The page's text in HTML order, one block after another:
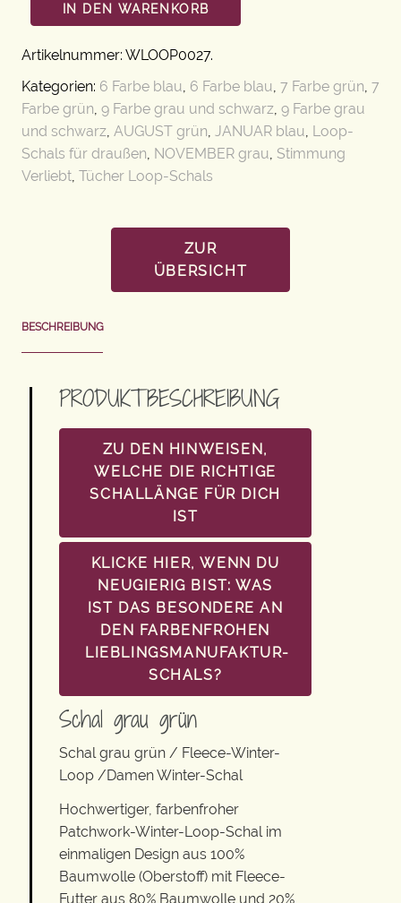
IN DEN WARENKORB
Artikelnummer: WLOOP0027.
Kategorien: 6 Farbe blau, 6 Farbe blau, 7 Farbe grün, 7
Farbe grün, 9 Farbe grau und schwarz, 9 Farbe grau
und schwarz, AUGUST grün, JANUAR blau, Loop-
Schals für draußen, NOVEMBER grau, Stimmung
Verliebt, Tücher Loop-Schals
ZUR
ÜBERSICHT
BESCHREIBUNG
PRODUKTBESCHREIBUNG
ZU DEN HINWEISEN,
WELCHE DIE RICHTIGE
SCHALLÄNGE FÜR DICH
IST
KLICKE HIER, WENN DU
NEUGIERIG BIST: WAS
IST DAS BESONDERE AN
DEN FARBENFROHEN
LIEBLINGSMANUFAKTUR-
SCHALS?
Schal grau grün
Schal grau grün / Fleece-Winter-
Loop /Damen Winter-Schal
Hochwertiger, farbenfroher
Patchwork-Winter-Loop-Schal im
einmaligen Design aus 100%
Baumwolle (Oberstoff) mit Fleece-
Futter aus 80% Baumwolle und 20%